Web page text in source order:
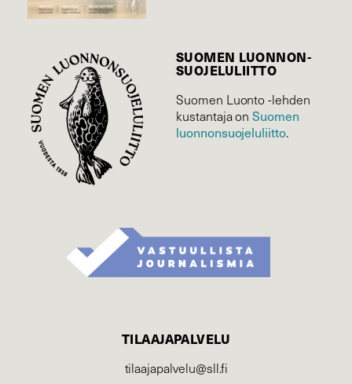
SUOMEN LUONNON­
SUOJELU­LIITTO
Suomen Luonto -lehden
kustantaja onSuomen
luonnonsuojelu­liitto.
TILAAJAPALVELU
tilaajapalvelu@sll.fi